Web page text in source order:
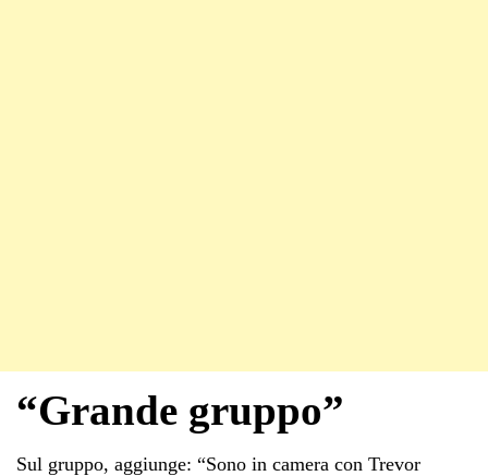
“Grande gruppo”
Sul gruppo, aggiunge: “Sono in camera con Trevor